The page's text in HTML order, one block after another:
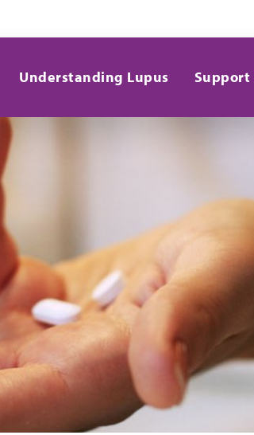
Understanding Lupus Support